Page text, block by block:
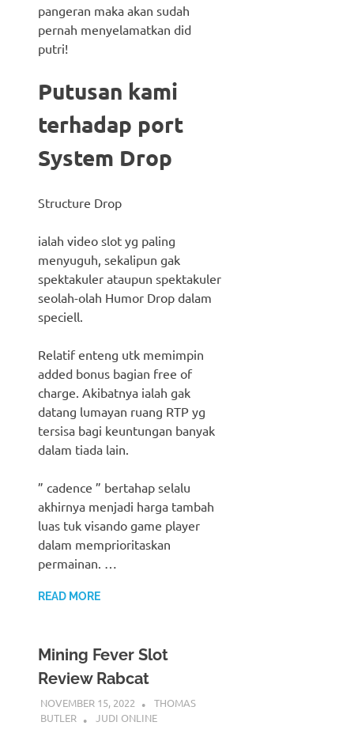
pangeran maka akan sudah
pernah menyelamatkan did
putri!
Putusan kami
terhadap port
System Drop
Structure Drop
ialah video slot yg paling
menyuguh, sekalipun gak
spektakuler ataupun spektakuler
seolah-olah Humor Drop dalam
speciell.
Relatif enteng utk memimpin
added bonus bagian free of
charge. Akibatnya ialah gak
datang lumayan ruang RTP yg
tersisa bagi keuntungan banyak
dalam tiada lain.
” cadence ” bertahap selalu
akhirnya menjadi harga tambah
luas tuk visando game player
dalam memprioritaskan
permainan. …
READ MORE
Mining Fever Slot
Review Rabcat
NOVEMBER 15, 2022
THOMAS
BUTLER
JUDI ONLINE